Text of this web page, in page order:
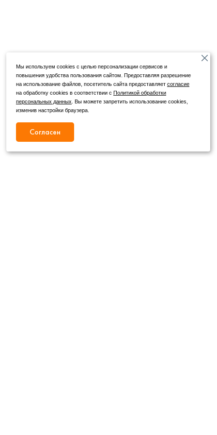
Мы используем cookies с целью персонализации сервисов и
повышения удобства пользования сайтом. Предоставляя разрешение
на использование файлов, посетитель сайта предоставляетсогласие
на обработку cookies в соответствии сПолитикой обработки
персональных данных . Вы можете запретить использование cookies,
изменив настройки браузера.
Согласен